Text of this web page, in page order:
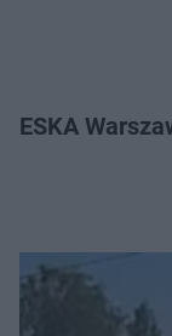
ESKA